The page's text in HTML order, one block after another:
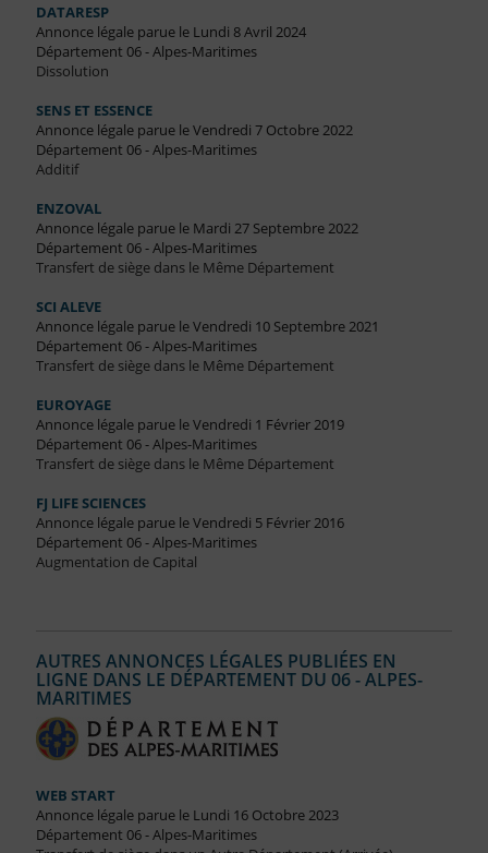
DATARESP
Annonce légale parue le Lundi 8 Avril 2024
Département 06 - Alpes-Maritimes
Dissolution
SENS ET ESSENCE
Annonce légale parue le Vendredi 7 Octobre 2022
Département 06 - Alpes-Maritimes
Additif
ENZOVAL
Annonce légale parue le Mardi 27 Septembre 2022
Département 06 - Alpes-Maritimes
Transfert de siège dans le Même Département
SCI ALEVE
Annonce légale parue le Vendredi 10 Septembre 2021
Département 06 - Alpes-Maritimes
Transfert de siège dans le Même Département
EUROYAGE
Annonce légale parue le Vendredi 1 Février 2019
Département 06 - Alpes-Maritimes
Transfert de siège dans le Même Département
FJ LIFE SCIENCES
Annonce légale parue le Vendredi 5 Février 2016
Département 06 - Alpes-Maritimes
Augmentation de Capital
AUTRES ANNONCES LÉGALES PUBLIÉES EN
LIGNE DANS LE DÉPARTEMENT DU 06 - ALPES-
MARITIMES
WEB START
Annonce légale parue le Lundi 16 Octobre 2023
Département 06 - Alpes-Maritimes